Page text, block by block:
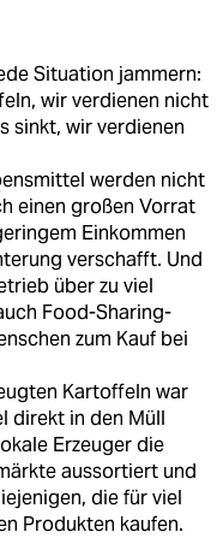
Situation jammern:
wir verdienen nicht
sinkt, wir verdienen
werden nicht
einen großen Vorrat
Einkommen
verschafft. Und
über zu viel
Food-Sharing-
zum Kauf bei
Kartoffeln war
direkt in den Müll
Erzeuger die
aussortiert und
die für viel
Produkten kaufen.